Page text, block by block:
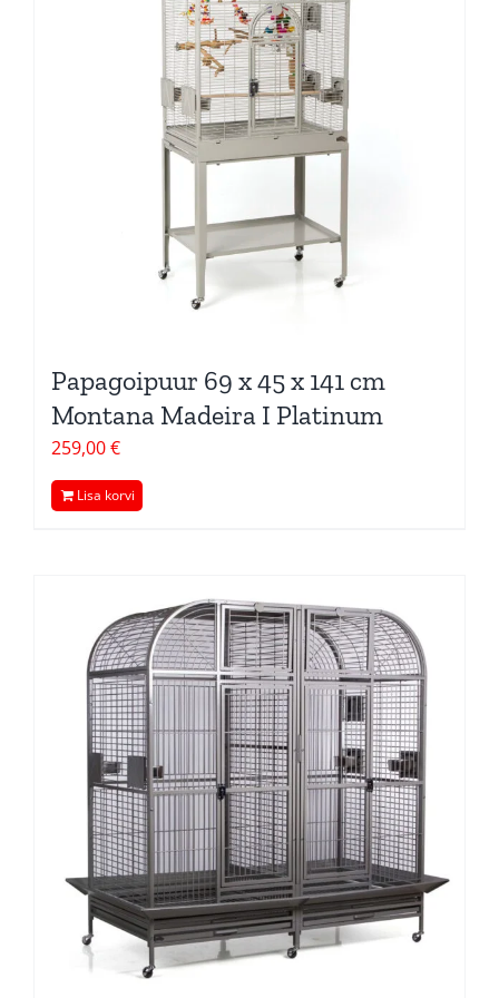
Papagoipuur 69 x 45 x 141 cm
Montana Madeira I Platinum
259,00€
Lisa korvi